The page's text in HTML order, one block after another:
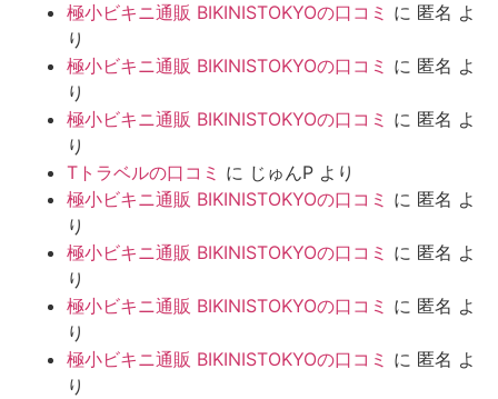
極小ビキニ通販 BIKINISTOKYOの口コミ に 匿名 よ
り
極小ビキニ通販 BIKINISTOKYOの口コミ に 匿名 よ
り
極小ビキニ通販 BIKINISTOKYOの口コミ に 匿名 よ
り
Tトラベルの口コミ に じゅんP より
極小ビキニ通販 BIKINISTOKYOの口コミ に 匿名 よ
り
極小ビキニ通販 BIKINISTOKYOの口コミ に 匿名 よ
り
極小ビキニ通販 BIKINISTOKYOの口コミ に 匿名 よ
り
極小ビキニ通販 BIKINISTOKYOの口コミ に 匿名 よ
り